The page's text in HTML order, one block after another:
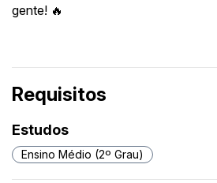
gente! 🔥
Requisitos
Estudos
Ensino Médio (2º Grau)